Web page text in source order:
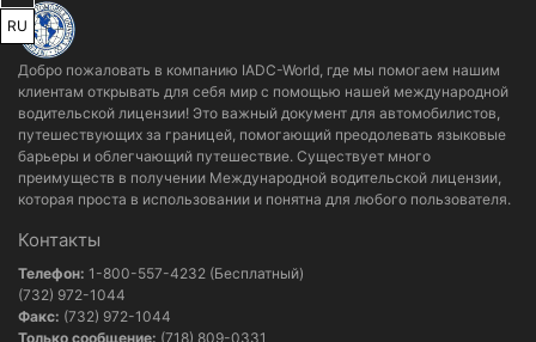
Добро пожаловать в компанию IADC-World, где мы помогаем нашим
клиентам открывать для себя мир с помощью нашей международной
водительской лицензии! Это важный документ для автомобилистов,
путешествующих за границей, помогающий преодолевать языковые
барьеры и облегчающий путешествие. Существует много
преимуществ в получении Международной водительской лицензии,
которая проста в использовании и понятна для любого пользователя.
RU
Контакты
Телефон: 1-800-557-4232 (Бесплатный)
(732) 972-1044
Факс: (732) 972-1044
Только сообщение: (718) 809-0331